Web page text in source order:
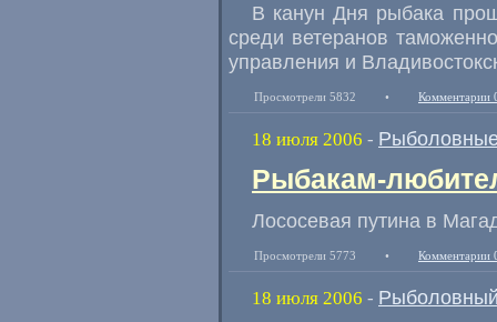
В канун Дня рыбака
среди ветеранов
управления и
Просмотрели 5832 • Комментарии
18 июля 2006 -
Рыбакам-
Лососевая путина в
Просмотрели 5773 • Комментарии
18 июля 2006 -